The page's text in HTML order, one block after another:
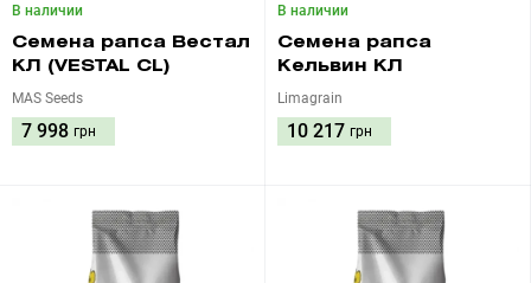
В наличии
Семена рапса Вестал
КЛ (VESTAL CL)
MAS Seeds
7 998 грн
В наличии
Семена рапса
Кельвин КЛ
Limagrain
10 217 грн